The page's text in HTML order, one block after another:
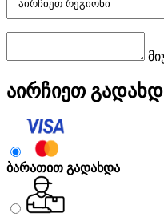
აირჩიეთ
ბარათით გადახდა